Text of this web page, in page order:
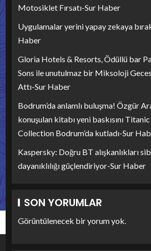
Motosiklet Fırsatı-Sur Haber
Uygulamalar yerini yapay zekaya
Haber
Gloria Hotels & Resorts, Ödüllü bar
Sons ile unutulmaz bir Miksoloji
Attı-Sur Haber
Bodrum’da anlamlı buluşma! Özgür
konuşulan kitabı yeni baskısını
Collection Bodrum’da kutladı-Sur
Kaspersky: Doğru BT alışkanlıkları
dayanıklılığı güçlendiriyor-Sur Haber
SON YORUMLAR
Görüntülenecek bir yorum yok.